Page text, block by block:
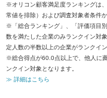
※オリコン顧客満足度ランキングは
常値を排除）および調査対象者条件
※「総合ランキング」、「評価項目
数を満たした企業のみランクイン対
定人数の半数以上の企業がランクイ
※総合得点が60.0点以上で、他人に
ンクイン対象となります。
≫ 詳細はこちら